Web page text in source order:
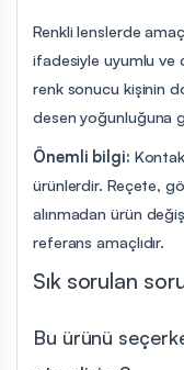
Renkli lenslerde
ifadesiyle uyumlu
renk sonucu kişinin
desen yoğunluğuna
Önemli bilgi:
ürünlerdir. Reçete,
alınmadan ürün
referans amaçlıdır.
Sık sorulan
Bu ürünü